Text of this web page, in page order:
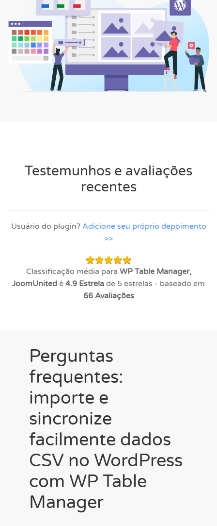
Testemunhos e avaliações
recentes
Usuário do plugin? Adicione seu próprio depoimento
>>
Classificação média para WP Table Manager,
JoomUnited é 4.9 Estrela de 5 estrelas - baseado em
66 Avaliações
Perguntas
frequentes:
importe e
sincronize
facilmente dados
CSV no WordPress
com WP Table
Manager